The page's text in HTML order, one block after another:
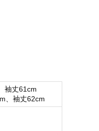
袖丈61cm
、袖丈62cm